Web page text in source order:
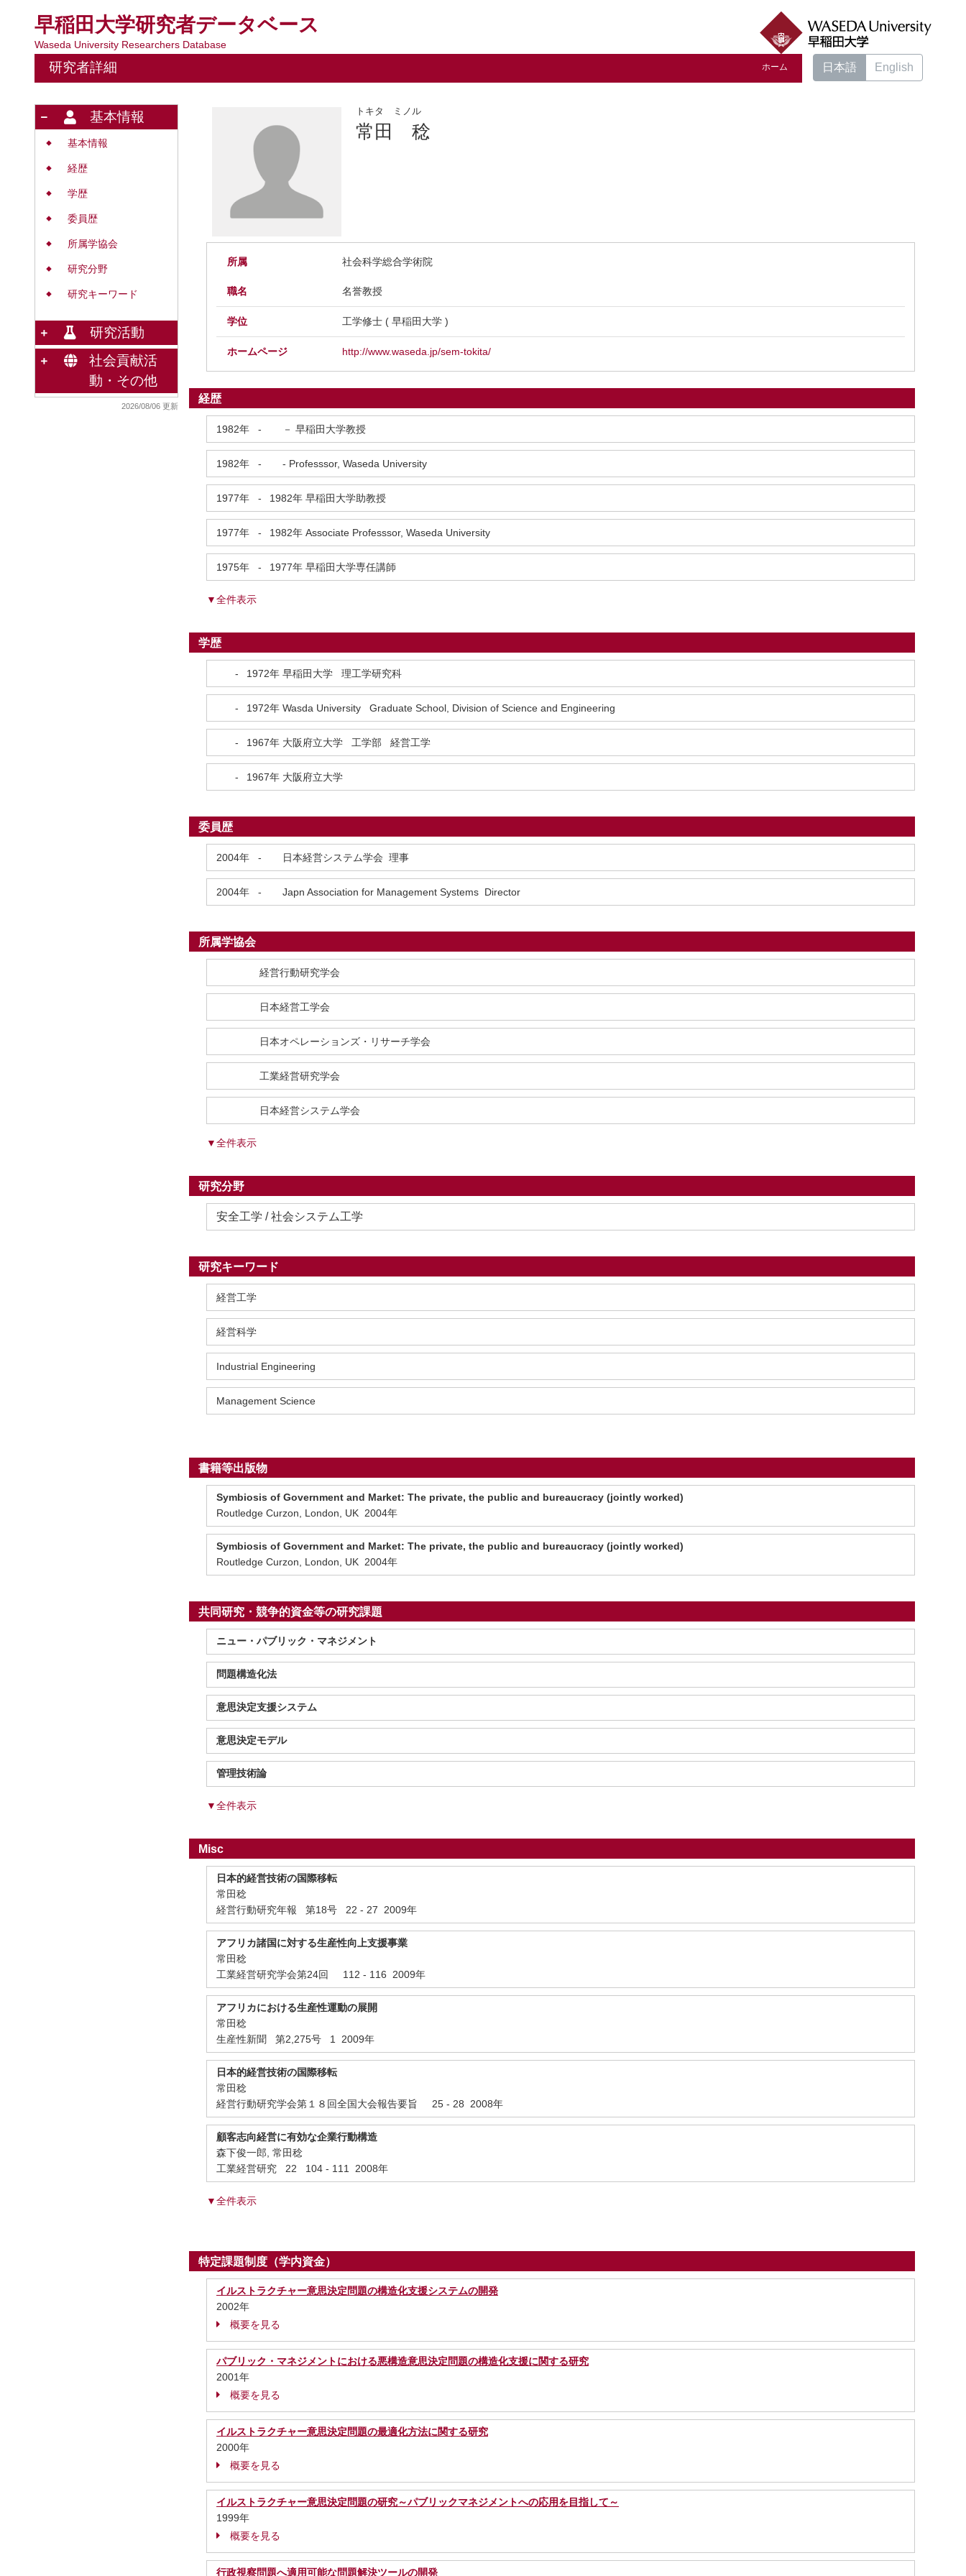
早稲田大学研究者データベース
Waseda University Researchers Database
研究者詳細 ホーム 日本語 English
基本情報
◆ 基本情報
◆ 経歴
◆ 学歴
◆ 委員歴
◆ 所属学協会
◆ 研究分野
◆ 研究キーワード
研究活動
社会貢献活
動・その他
2026/08/06 更新
トキタ ミノル
常田 稔
所属 社会科学総合学術院
職名 名誉教授
学位 工学修士 ( 早稲田大学 )
ホームページ http://www.waseda.jp/sem-tokita/
経歴
1982年 - － 早稲田大学教授
1982年 - - Professsor, Waseda University
1977年 - 1982年 早稲田大学助教授
1977年 - 1982年 Associate Professsor, Waseda University
1975年 - 1977年 早稲田大学専任講師
▼全件表示
学歴
- 1972年 早稲田大学 理工学研究科
- 1972年 Wasda University Graduate School, Division of Science and Engineering
- 1967年 大阪府立大学 工学部 経営工学
- 1967年 大阪府立大学
委員歴
2004年 - 日本経営システム学会 理事
2004年 - Japn Association for Management Systems Director
所属学協会
経営行動研究学会
日本経営工学会
日本オペレーションズ・リサーチ学会
工業経営研究学会
日本経営システム学会
▼全件表示
研究分野
安全工学 / 社会システム工学
研究キーワード
経営工学
経営科学
Industrial Engineering
Management Science
書籍等出版物
Symbiosis of Government and Market: The private, the public and bureaucracy (jointly worked)
Routledge Curzon, London, UK 2004年
Symbiosis of Government and Market: The private, the public and bureaucracy (jointly worked)
Routledge Curzon, London, UK 2004年
共同研究・競争的資金等の研究課題
ニュー・パブリック・マネジメント
問題構造化法
意思決定支援システム
意思決定モデル
管理技術論
▼全件表示
Misc
日本的経営技術の国際移転
常田稔
経営行動研究年報 第18号 22 - 27 2009年
アフリカ諸国に対する生産性向上支援事業
常田稔
工業経営研究学会第24回 112 - 116 2009年
アフリカにおける生産性運動の展開
常田稔
生産性新聞 第2,275号 1 2009年
日本的経営技術の国際移転
常田稔
経営行動研究学会第１８回全国大会報告要旨 25 - 28 2008年
顧客志向経営に有効な企業行動構造
森下俊一郎, 常田稔
工業経営研究 22 104 - 111 2008年
▼全件表示
特定課題制度（学内資金）
イルストラクチャー意思決定問題の構造化支援システムの開発
2002年
概要を見る
パブリック・マネジメントにおける悪構造意思決定問題の構造化支援に関する研究
2001年
概要を見る
イルストラクチャー意思決定問題の最適化方法に関する研究
2000年
概要を見る
イルストラクチャー意思決定問題の研究～パブリックマネジメントへの応用を目指して～
1999年
概要を見る
行政視察問題へ適用可能な問題解決ツールの開発